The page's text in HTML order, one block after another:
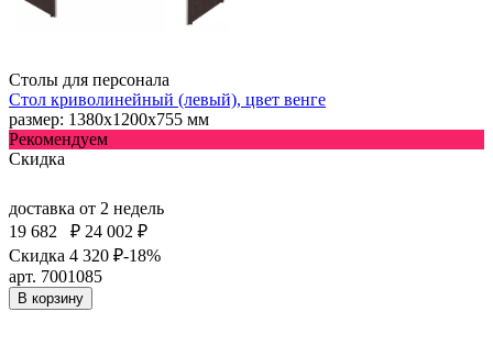
Столы для персонала
Стол криволинейный (левый), цвет венге
размер: 1380х1200х755 мм
Рекомендуем
Скидка
доставка от 2 недель
19 682
₽ 24 002 ₽
Скидка 4 320 ₽-18%
арт. 7001085
В корзину